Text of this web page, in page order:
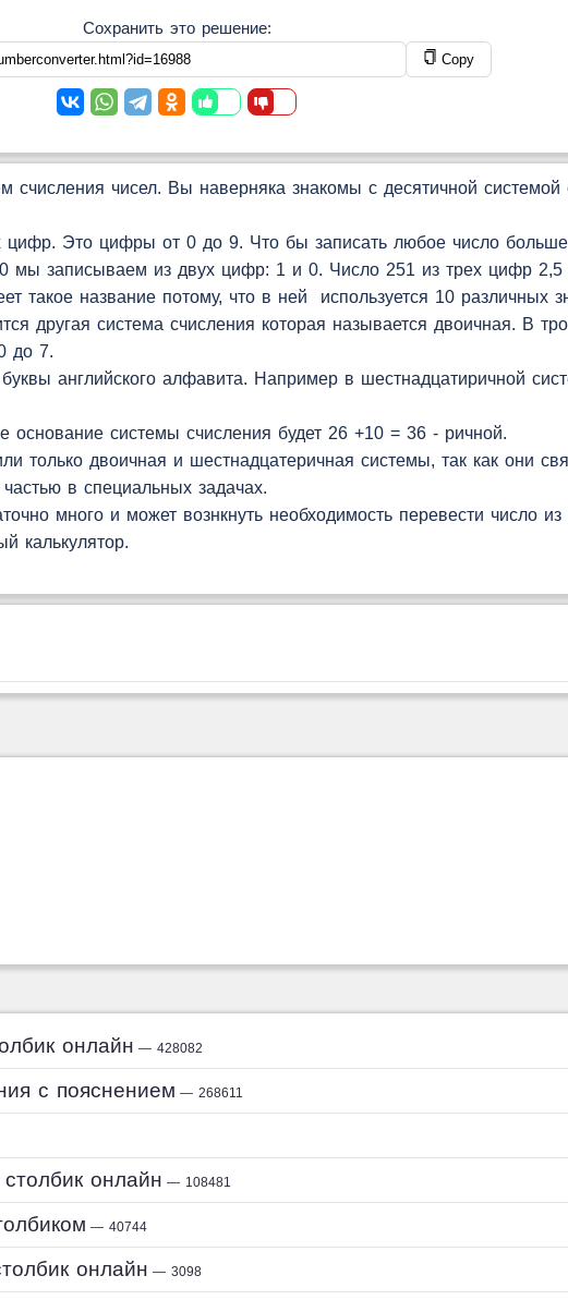
Сохранить это решение:
Copy
чисел. Вы наверняка знакомы с десятичной системой
Это цифры от 0 до 9. Что бы записать любое число
мы записываем из двух цифр: 1 и 0. Число 251 из трех цифр 2,5
такое название потому, что в ней используется 10 различных
другая система счисления которая называется двоичная. В
до 7.
английского алфавита. Например в шестнадцатиричной
системы счисления будет 26 +10 = 36 - ричной.
только двоичная и шестнадцатеричная системы, так как они
в специальных задачах.
много и может вознкнуть необходимость перевести число
калькулятор.
онлайн — 428082
с пояснением — 268611
онлайн — 108481
— 40744
онлайн — 3098